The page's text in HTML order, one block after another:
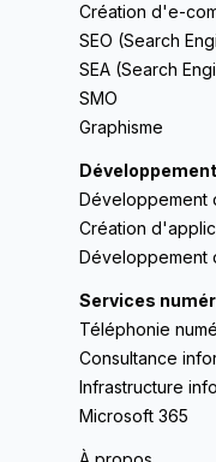
Création d'e-
SEO (Search
SEA (Search
SMO
Graphisme
Développement
Création
Développement
Services
Téléphonie
Consultance
Infrastructure
Microsoft 365